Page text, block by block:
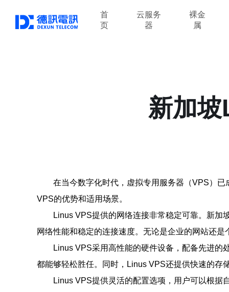
首
页
云服务
器
裸金
属
新加
在当今数字化时代，虚拟专用服务器（VPS）
VPS的优势和适用场景。
Linus VPS提供的网络连接非常稳定可靠。新
网络性能和稳定的连接速度。无论是企业的网站还
Linus VPS采用高性能的硬件设备，配备先进
都能够轻松胜任。同时，Linus VPS还提供快速的存
Linus VPS提供灵活的配置选项，用户可以根